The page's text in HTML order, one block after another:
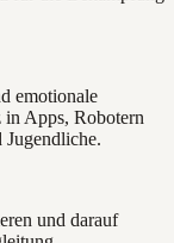
emotionale
in Apps, Robotern
Jugendliche.
und darauf